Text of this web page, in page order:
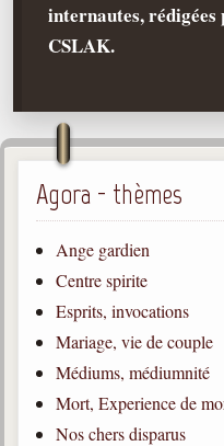
Qu'est-ce que c'est ?
Philosophie
La doctrine d'Allan Kardec
But des manifestations
Esprits
Médiums
Les hommes
Allan Kardec
1804-1869
internautes, rédigées
CSLAK.
Agora - thèmes
Ange gardien
Centre spirite
Esprits, invocations
Mariage, vie de couple
Médiums, médiumnité
Mort, Experience de
Nos chers disparus